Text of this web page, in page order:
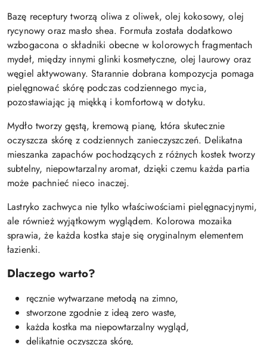
Bazę receptury tworzą oliwa z oliwek, olej kokosowy, olej
rycynowy oraz masło shea. Formuła została dodatkowo
wzbogacona o składniki obecne w kolorowych fragmentach
mydeł, między innymi glinki kosmetyczne, olej laurowy oraz
węgiel aktywowany. Starannie dobrana kompozycja pomaga
pielęgnować skórę podczas codziennego mycia,
pozostawiając ją miękką i komfortową w dotyku.
Mydło tworzy gęstą, kremową pianę, która skutecznie
oczyszcza skórę z codziennych zanieczyszczeń. Delikatna
mieszanka zapachów pochodzących z różnych kostek tworzy
subtelny, niepowtarzalny aromat, dzięki czemu każda partia
może pachnieć nieco inaczej.
Lastryko zachwyca nie tylko właściwościami pielęgnacyjnymi,
ale również wyjątkowym wyglądem. Kolorowa mozaika
sprawia, że każda kostka staje się oryginalnym elementem
łazienki.
Dlaczego warto?
ręcznie wytwarzane metodą na zimno,
stworzone zgodnie z ideą zero waste,
każda kostka ma niepowtarzalny wygląd,
delikatnie oczyszcza skórę,